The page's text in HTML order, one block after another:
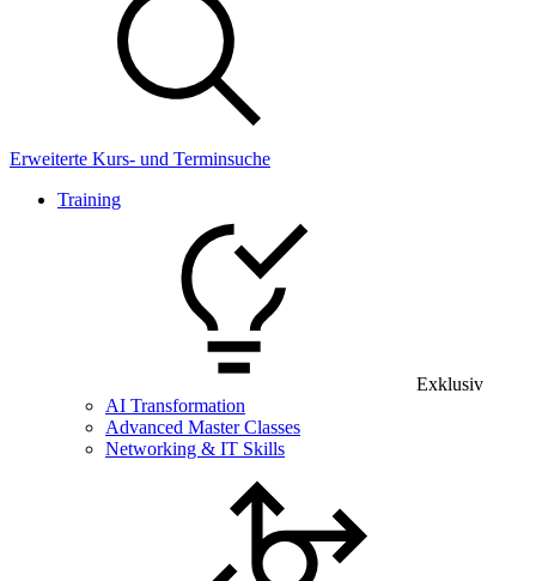
Erweiterte Kurs- und Terminsuche
Training
Exklusiv
AI Transformation
Advanced Master Classes
Networking & IT Skills